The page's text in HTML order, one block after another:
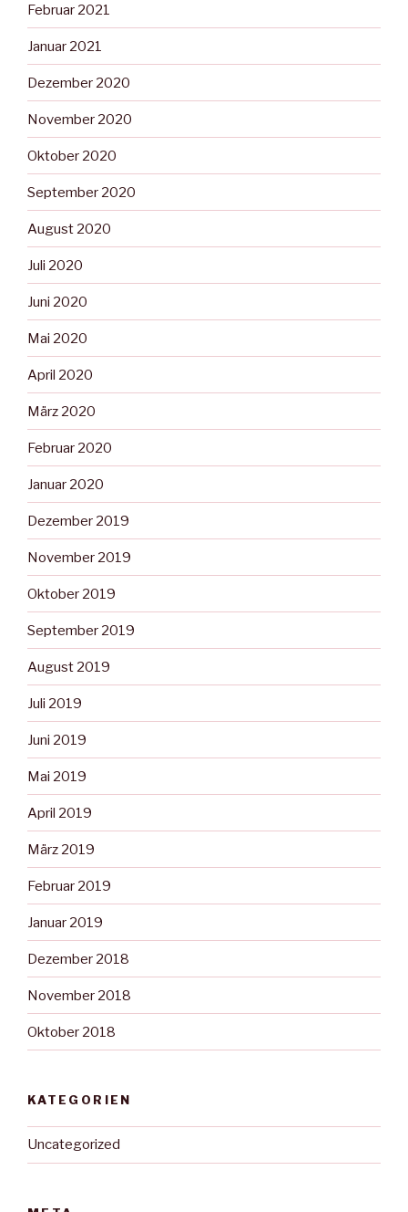
Februar 2021
Januar 2021
Dezember 2020
November 2020
Oktober 2020
September 2020
August 2020
Juli 2020
Juni 2020
Mai 2020
April 2020
März 2020
Februar 2020
Januar 2020
Dezember 2019
November 2019
Oktober 2019
September 2019
August 2019
Juli 2019
Juni 2019
Mai 2019
April 2019
März 2019
Februar 2019
Januar 2019
Dezember 2018
November 2018
Oktober 2018
KATEGORIEN
Uncategorized